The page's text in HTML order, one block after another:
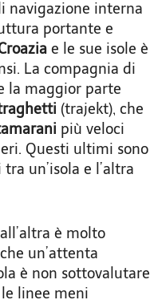
navigazione interna
portante e
e le sue isole è
La compagnia di
la maggior parte
(trajekt), che
più veloci
Questi ultimi sono
un’isola e l’altra
è molto
un’attenta
è non sottovalutare
linee meni